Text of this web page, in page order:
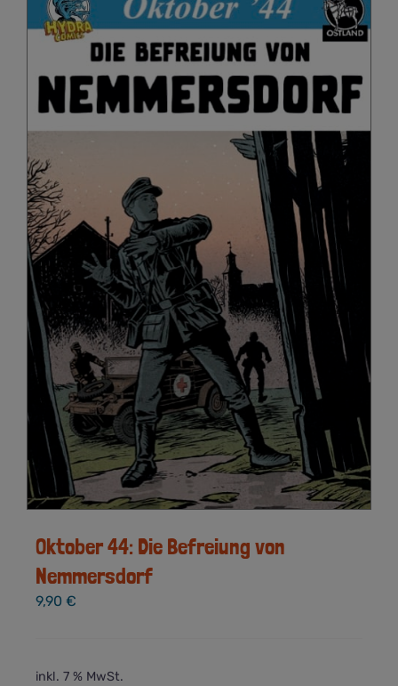
Oktober 44: Die Befreiung von
Nemmersdorf
9,90 €
inkl. 7 % MwSt.